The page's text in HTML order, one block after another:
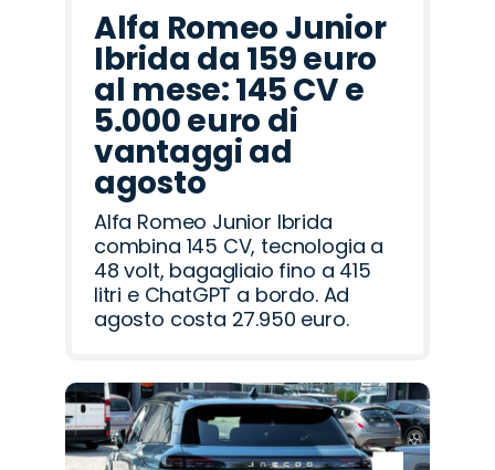
Alfa Romeo Junior
Ibrida da 159 euro
al mese: 145 CV e
5.000 euro di
vantaggi ad
agosto
Alfa Romeo Junior Ibrida
combina 145 CV, tecnologia a
48 volt, bagagliaio fino a 415
litri e ChatGPT a bordo. Ad
agosto costa 27.950 euro.